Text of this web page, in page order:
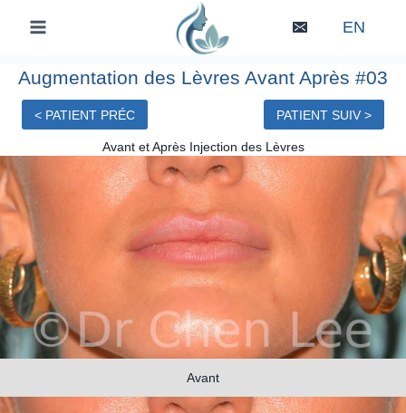
EN
Augmentation des Lèvres Avant Après #03
< PATIENT PRÉC PATIENT SUIV >
Avant et Après Injection des Lèvres
Avant